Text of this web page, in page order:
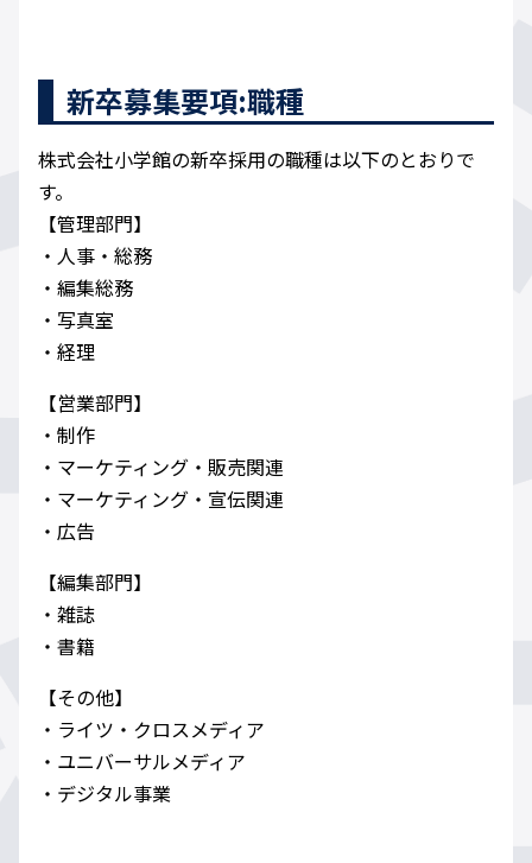
新卒募集要項:職種
株式会社小学館の新卒採用の職種は以下のとおりで
す。
【管理部門】
・人事・総務
・編集総務
・写真室
・経理
【営業部門】
・制作
・マーケティング・販売関連
・マーケティング・宣伝関連
・広告
【編集部門】
・雑誌
・書籍
【その他】
・ライツ・クロスメディア
・ユニバーサルメディア
・デジタル事業